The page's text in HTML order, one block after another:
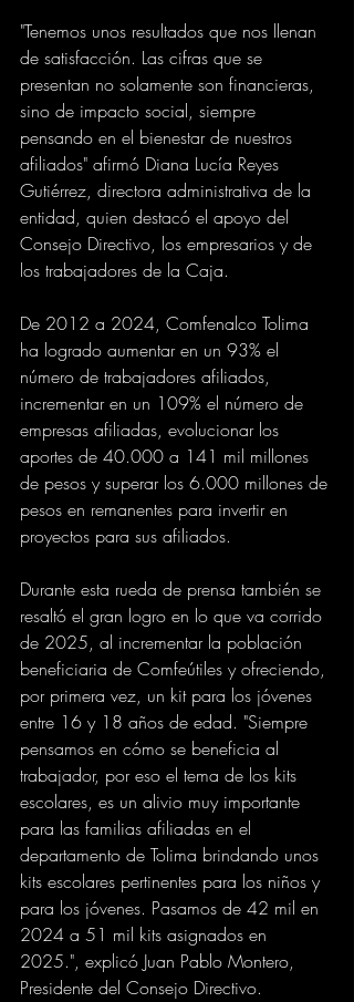
"Tenemos unos resultados que nos llenan
de satisfacción. Las cifras que se
presentan no solamente son financieras,
sino de impacto social, siempre
pensando en el bienestar de nuestros
afiliados" afirmó Diana Lucía Reyes
Gutiérrez, directora administrativa de la
entidad, quien destacó el apoyo del
Consejo Directivo, los empresarios y de
los trabajadores de la Caja.
De 2012 a 2024, Comfenalco Tolima
ha logrado aumentar en un 93% el
número de trabajadores afiliados,
incrementar en un 109% el número de
empresas afiliadas, evolucionar los
aportes de 40.000 a 141 mil millones
de pesos y superar los 6.000 millones de
pesos en remanentes para invertir en
proyectos para sus afiliados.
Durante esta rueda de prensa también se
resaltó el gran logro en lo que va corrido
de 2025, al incrementar la población
beneficiaria de Comfeútiles y ofreciendo,
por primera vez, un kit para los jóvenes
entre 16 y 18 años de edad. "Siempre
pensamos en cómo se beneficia al
trabajador, por eso el tema de los kits
escolares, es un alivio muy importante
para las familias afiliadas en el
departamento de Tolima brindando unos
kits escolares pertinentes para los niños y
para los jóvenes. Pasamos de 42 mil en
2024 a 51 mil kits asignados en
2025.", explicó Juan Pablo Montero,
Presidente del Consejo Directivo.